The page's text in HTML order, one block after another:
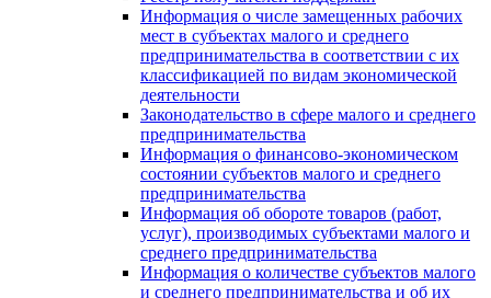
Информация о числе замещенных рабочих
мест в субъектах малого и среднего
предпринимательства в соответствии с их
классификацией по видам экономической
деятельности
Законодательство в сфере малого и среднего
предпринимательства
Информация о финансово-экономическом
состоянии субъектов малого и среднего
предпринимательства
Информация об обороте товаров (работ,
услуг), производимых субъектами малого и
среднего предпринимательства
Информация о количестве субъектов малого
и среднего предпринимательства и об их